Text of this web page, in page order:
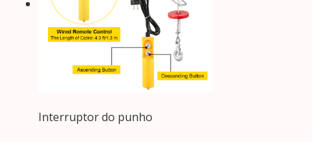
Interruptor do punho